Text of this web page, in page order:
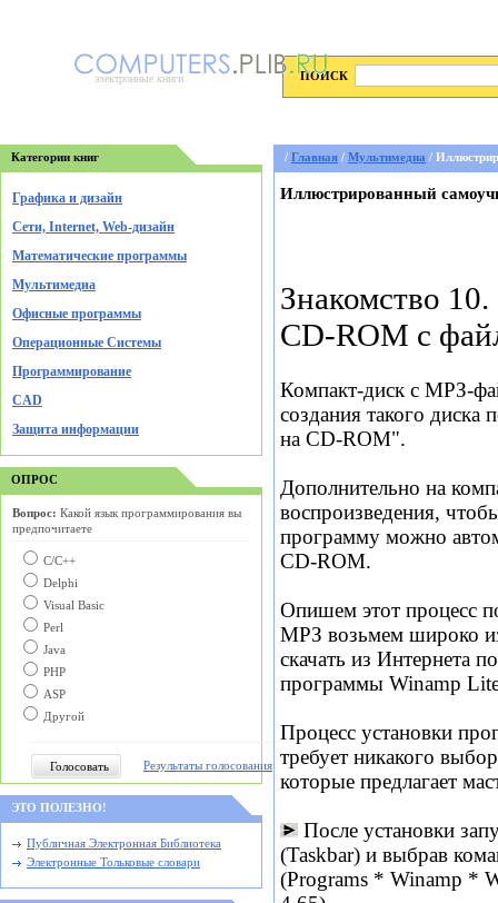
электронные книги ПОИСК
Категории книг
Графика и дизайн
Cети, Internet, Web-дизайн
Математические программы
Мультимедиа
Офисные программы
Операционные Системы
Программирование
CAD
Защита информации
ОПРОС
Вопрос: Какой язык программирования вы
предпочитаете
С/C++
Delphi
Visual Basic
Perl
Java
PHP
ASP
Другой
Результаты голосования
ЭТО ПОЛЕЗНО!
Публичная Электронная Библиотека
Электронные Тольковые словари
/ Главная / Мультимедиа /
Иллюстрированный
Знакомство
CD-ROM с
Компакт-диск с МРЗ-
создания такого
на CD-ROM".
Дополнительно на
воспроизведения,
программу можно
CD-ROM.
Опишем этот процесс
МРЗ возьмем широко
скачать из Интернета
программы Winamp
Процесс установки
требует никакого
которые предлагает
После установки
(Taskbar) и выбрав
(Programs * Winamp *